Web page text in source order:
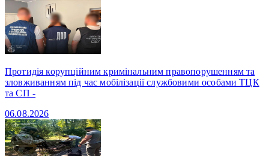
Протидія корупційним кримінальним правопорушенням та
зловживанням під час мобілізації службовими особами ТЦК
та СП -
06.08.2026